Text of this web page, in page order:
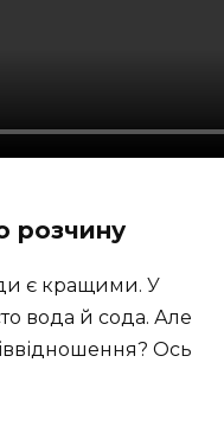
розчину
є кращими. У
вода й сода. Але
Ось